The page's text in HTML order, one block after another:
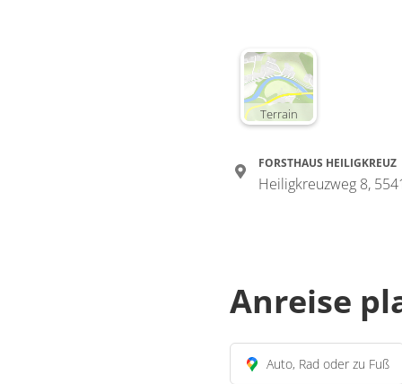
Terrain
FORSTHAUS HEILIGKREUZ
Heiligkreuzweg 8,
Anreise
Auto, Rad oder zu Fuß